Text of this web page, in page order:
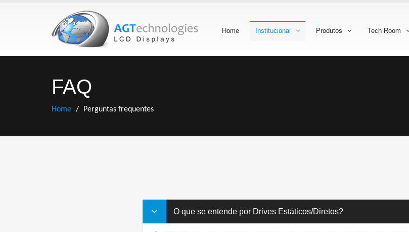
Home Institucional Produtos Tech Room
FAQ
Home Perguntas frequentes
O que se entende por Drives Estáticos/Diretos?